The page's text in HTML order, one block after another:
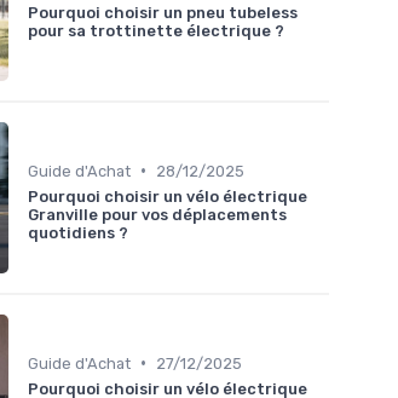
Pourquoi choisir un pneu tubeless
pour sa trottinette électrique ?
Guide d'Achat •
28/12/2025
Pourquoi choisir un vélo électrique
Granville pour vos déplacements
quotidiens ?
Guide d'Achat •
27/12/2025
Pourquoi choisir un vélo électrique